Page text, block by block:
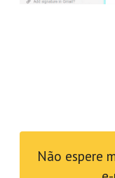
Não espere